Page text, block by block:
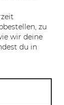
zu
wir deine
du in